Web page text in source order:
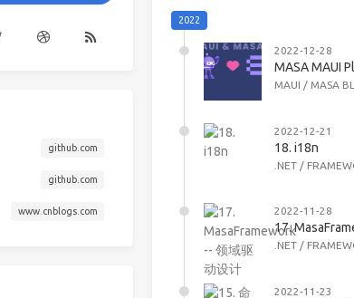
2022
2022-12-28
MASA MAUI
MAUI / MASA
2022-12-21
18. i18n
.NET/
2022-11-28
17.
.NET/
2022-11-23
github.com
github.com
www.cnblogs.com